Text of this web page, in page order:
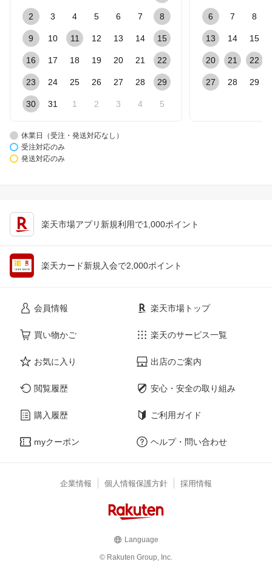
2 3 4 5 6 7 8
9 10 11 12 13 14 15
16 17 18 19 20 21 22
23 24 25 26 27 28 29
30 31 1 2 3 4 5
6 7 8
13 14 15
20 21 22
27 28 29
休業日（受注・発送対応なし）
受注対応のみ
発送対応のみ
楽天市場アプリ新規利用で1,000ポイント
楽天カード新規入会で2,000ポイント
会員情報
買い物かご
お気に入り
閲覧履歴
購入履歴
myクーポン
楽天市場トップ
楽天のサービス一覧
出店のご案内
安心・安全の取り組み
ご利用ガイド
ヘルプ・問い合わせ
企業情報 個人情報保護方針 採用情報
Language
© Rakuten Group, Inc.